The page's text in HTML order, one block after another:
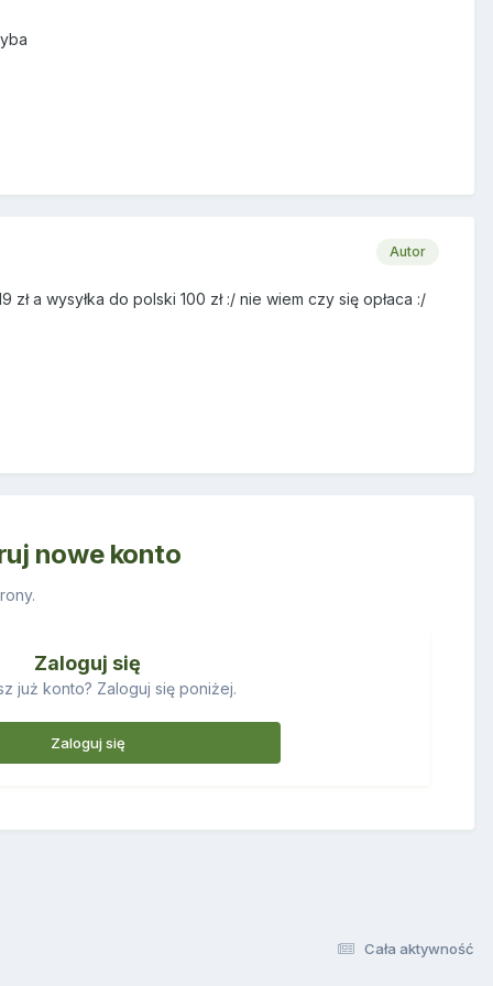
Autor
a wysyłka do polski 100 zł :/ nie wiem czy się opłaca :/
nowe konto
Zaloguj się
już konto? Zaloguj się poniżej.
Zaloguj się
Cała aktywność